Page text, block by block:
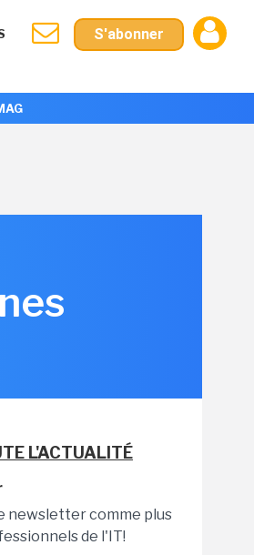
S'abonner
L'ACTUALITÉ
newsletter comme plus
de l'IT!